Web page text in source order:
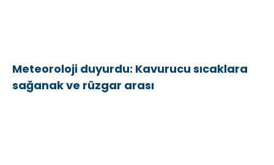
Meteoroloji duyurdu: Kavurucu sıcaklara
sağanak ve rüzgar arası